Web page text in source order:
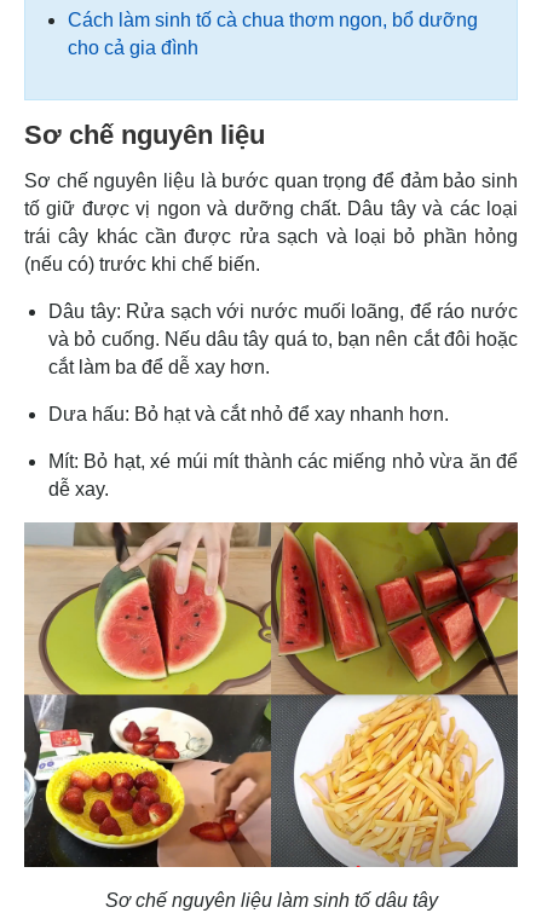
Cách làm sinh tố cà chua thơm ngon, bổ dưỡng
cho cả gia đình
Sơ chế nguyên liệu
Sơ chế nguyên liệu là bước quan trọng để đảm bảo sinh
tố giữ được vị ngon và dưỡng chất. Dâu tây và các loại
trái cây khác cần được rửa sạch và loại bỏ phần hỏng
(nếu có) trước khi chế biến.
Dâu tây: Rửa sạch với nước muối loãng, để ráo nước
và bỏ cuống. Nếu dâu tây quá to, bạn nên cắt đôi hoặc
cắt làm ba để dễ xay hơn.
Dưa hấu: Bỏ hạt và cắt nhỏ để xay nhanh hơn.
Mít: Bỏ hạt, xé múi mít thành các miếng nhỏ vừa ăn để
dễ xay.
Sơ chế nguyên liệu làm sinh tố dâu tây